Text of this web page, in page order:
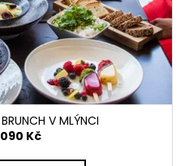
V MLÝNCI
Kč